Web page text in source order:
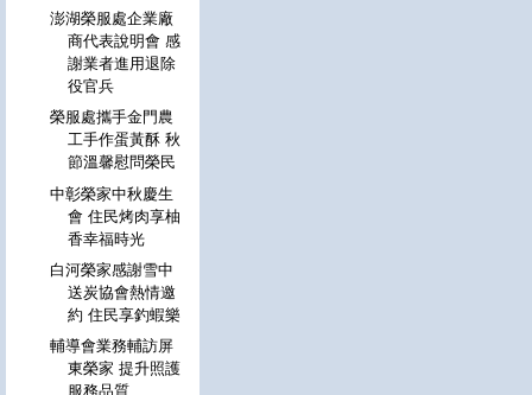
澎湖榮服處企業廠
商代表說明會 感
謝業者進用退除
役官兵
榮服處攜手金門農
工手作蛋黃酥 秋
節溫馨慰問榮民
中彰榮家中秋慶生
會 住民烤肉享柚
香幸福時光
白河榮家感謝雪中
送炭協會熱情邀
約 住民享釣蝦樂
輔導會業務輔訪屏
東榮家 提升照護
服務品質